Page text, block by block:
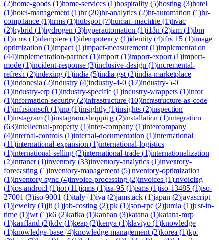
(2)home-goods (1)home-services (1)hospitality (5)hosting (3)hotel
(1)hotel-management (1)hr(20)hr-analytics (2)hr-automation (1)hr-
compliance (1)hrms (1)hubspot (7)human-machine (1)hvac
(2)hybrid (1)hydrogen (3)hyperautomation (1)i18n (2)iam (1)ibm
(1)icms (1)idempiere (1)idempotency (1)identity (4)ifrs-15 (1)image-
optimization (1)impact (1)impact-measurement (1)implementation
(44)implementation-partner(1)import (1)import-export (1)import-
mode (1)incident-response (3)inclusive-design (1)incremental-
refresh (2)indexing (1)india (5)india-gst (2)india-marketplace
(1)indonesia (2)industry (4)industry-4-0 (17)industry-5-0
(1)industry-erp (1)industry-specific (1)industry-wrappers (1)infor
(1)information-security (2)infrastructure (10)infrastructure-as-code
(1)infusionsoft (1)inp (1)insightly (1)insights (2)inspection
(1)instagram (1)instagram-shopping (2)installation (1)integration
(63)intellectual-property (1)inter-company (1)intercompany
(4)internal-controls (1)internal-documentation (1)international
(11)international-expansion (1)international-logistics
(1)international-selling (2)international-trade (1)internationalization
(2)intranet (1)inventory (33)inventory-analytics (1)inventory-
forecasting (1)inventory-management (5)inventory-optimization
(1)inventory-sync (4)invoice-processing (2)invoices (1)invoicing
(1)ios-android (1)iot (11)iqms (1)isa-95 (1)isms (1)iso-13485 (1)iso-
27001 (3)iso-9001 (1)italy (1)iva (2)jamstack (1)japan (2)javascript
(1)jewelry (1)jit (1)job-costing (2)jpk (1)json-rpc (2)jumia (1)just-in-
time (1)jwt (1)k6 (2)kafka (1)kanban (3)katana (1)katana-mrp
(1)kaufland (2)kdv (1)keap (2)kenya (1)klaviyo (1)knowledge
(1)knowledge-base (4)knowledge-management (2)korea (1)kpi